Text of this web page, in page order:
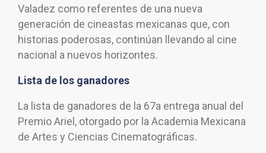
Valadez como referentes de una nueva
generación de cineastas mexicanas que, con
historias poderosas, continúan llevando al cine
nacional a nuevos horizontes.
Lista de los ganadores
La lista de ganadores de la 67a entrega anual del
Premio Ariel, otorgado por la Academia Mexicana
de Artes y Ciencias Cinematográficas.